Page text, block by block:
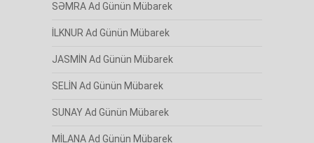
SƏMRA Ad Günün Mübarek
İLKNUR Ad Günün Mübarek
JASMİN Ad Günün Mübarek
SELİN Ad Günün Mübarek
SUNAY Ad Günün Mübarek
MİLANA Ad Günün Mübarek